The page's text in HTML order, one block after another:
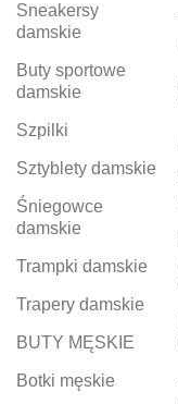
Sneakersy
damskie
Buty sportowe
damskie
Szpilki
Sztyblety damskie
Śniegowce
damskie
Trampki damskie
Trapery damskie
BUTY MĘSKIE
Botki męskie